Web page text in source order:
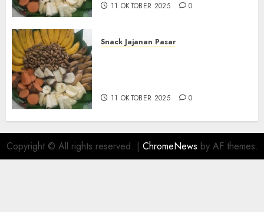
11 OKTOBER 2025 0
Snack Jajanan Pasar
11 OKTOBER 2025 0
Copyright © All rights reserved. | ChromeNews by AF themes.